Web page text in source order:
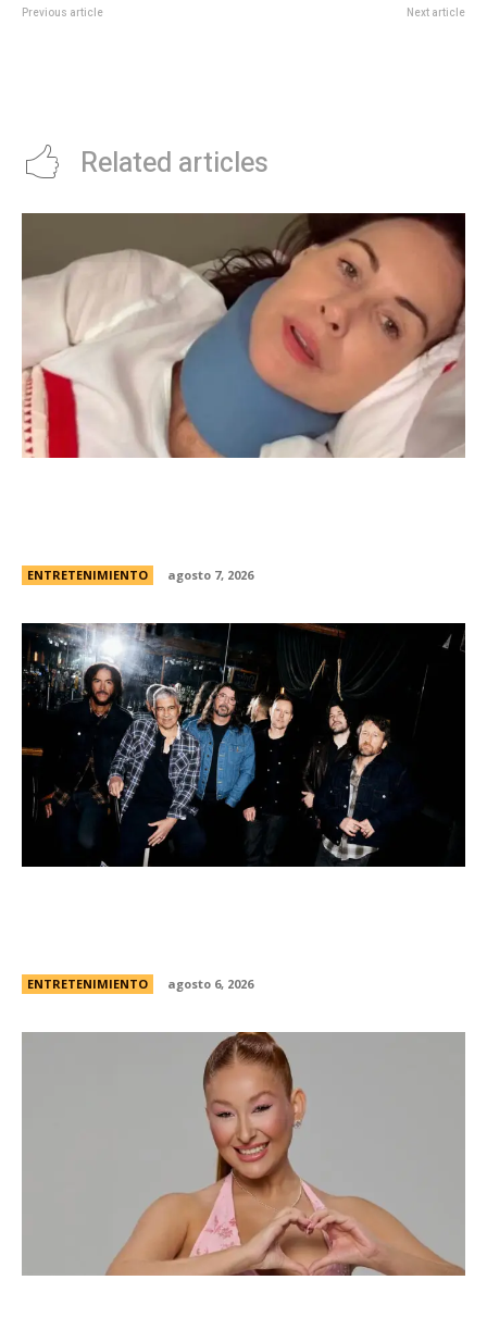
Previous article Next article
Related articles
ENTRETENIMIENTO agosto 7, 2026
ENTRETENIMIENTO agosto 6, 2026